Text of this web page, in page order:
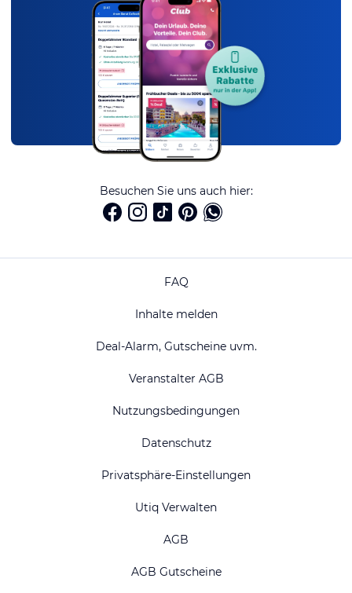
Besuchen Sie uns auch hier:
FAQ
Inhalte melden
Deal-Alarm, Gutscheine uvm.
Veranstalter AGB
Nutzungsbedingungen
Datenschutz
Privatsphäre-Einstellungen
Utiq Verwalten
AGB
AGB Gutscheine